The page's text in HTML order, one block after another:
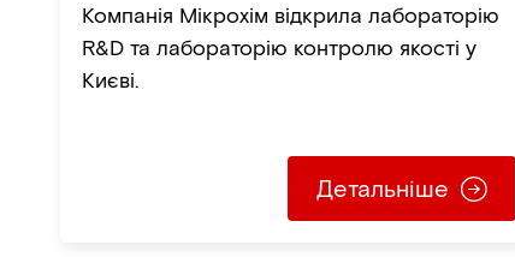
фармацевтичних
технологій
Компанія Мікрохім відкрила лабораторію
R&D та лабораторію контролю якості у
Києві.
Детальніше